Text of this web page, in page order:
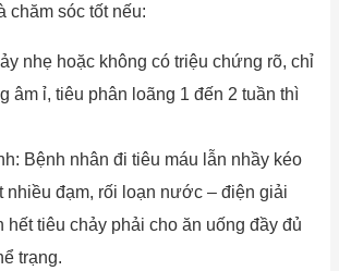
sóc tốt nếu:
nhẹ hoặc không có triệu chứng rõ, chỉ
âm ỉ, tiêu phân loãng 1 đến 2 tuần thì
Bệnh nhân đi tiêu máu lẫn nhầy kéo
nhiều đạm, rối loạn nước – điện giải
hết tiêu chảy phải cho ăn uống đầy đủ
trạng.